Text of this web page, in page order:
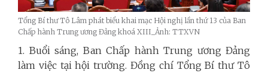
Tổng Bí thư Tô Lâm phát biểu khai mạc Hội nghị lần thứ 13 của Ban
Chấp hành Trung ương Đảng khoá XIII_Ảnh: TTXVN
1. Buổi sáng, Ban Chấp hành Trung ương Đảng
làm việc tại hội trường. Đồng chí Tổng Bí thư Tô